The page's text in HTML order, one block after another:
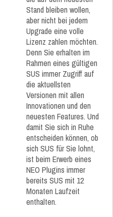
Stand bleiben wollen,
aber nicht bei jedem
Upgrade eine volle
Lizenz zahlen möchten.
Denn Sie erhalten im
Rahmen eines gültigen
SUS immer Zugriff auf
die aktuellsten
Versionen mit allen
Innovationen und den
neuesten Features. Und
damit Sie sich in Ruhe
entscheiden können, ob
sich SUS für Sie lohnt,
ist beim Erwerb eines
NEO Plugins immer
bereits SUS mit 12
Monaten Laufzeit
enthalten.